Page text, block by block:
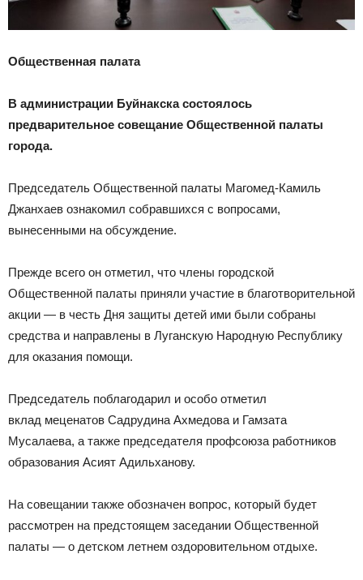
Общественная палата
В администрации Буйнакска состоялось
предварительное совещание Общественной палаты
города.
Председатель Общественной палаты Магомед-Камиль
Джанхаев ознакомил собравшихся с вопросами,
вынесенными на обсуждение.
Прежде всего он отметил, что члены городской
Общественной палаты приняли участие в благотворительной
акции — в честь Дня защиты детей ими были собраны
средства и направлены в Луганскую Народную Республику
для оказания помощи.
Председатель поблагодарил и особо отметил
вклад меценатов Садрудина Ахмедова и Гамзата
Мусалаева, а также председателя профсоюза работников
образования Асият Адильханову.
На совещании также обозначен вопрос, который будет
рассмотрен на предстоящем заседании Общественной
палаты — о детском летнем оздоровительном отдыхе.